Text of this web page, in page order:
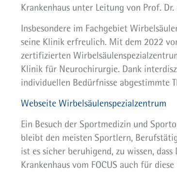
Mediathek
Krankenhaus unter Leitung von Prof.
Insbesondere im Fachgebiet
seine Klinik erfreulich. Mit dem 2022
zertifizierten
Klinik für Neurochirurgie. Dank
individuellen Bedürfnisse abgestimmte
Webseite Wirbelsäulenspezialzentrum
Ein Besuch der Sportmedizin und
bleibt den meisten Sportlern,
ist es sicher beruhigend, zu wissen,
Krankenhaus vom FOCUS auch für